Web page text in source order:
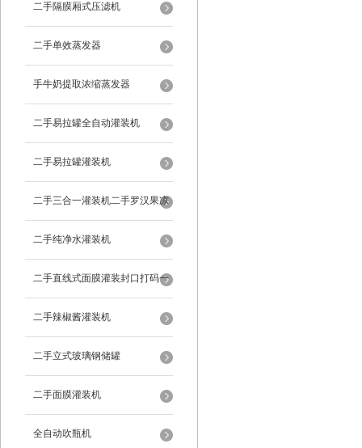
二手隔膜厢式压滤机
二手单效蒸发器
手牛奶提取浓缩蒸发器
二手易拉罐全自动灌装机
二手易拉罐灌装机
二手三合一灌装机二手罗汉果凉
茶灌装机
二手纯净水灌装机
二手直线式面膜灌装封口打码一
体机
二手辣椒酱灌装机
二手立式玻璃钢储罐
二手面膜灌装机
全自动吹瓶机